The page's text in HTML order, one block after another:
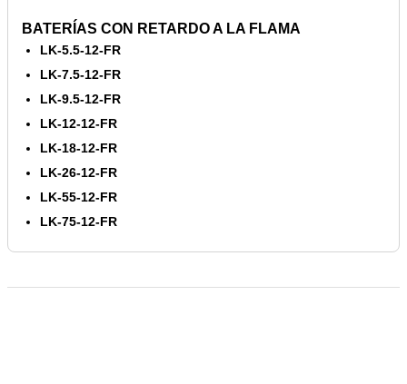
BATERÍAS CON RETARDO A LA FLAMA
LK-5.5-12-FR
LK-7.5-12-FR
LK-9.5-12-FR
LK-12-12-FR
LK-18-12-FR
LK-26-12-FR
LK-55-12-FR
LK-75-12-FR